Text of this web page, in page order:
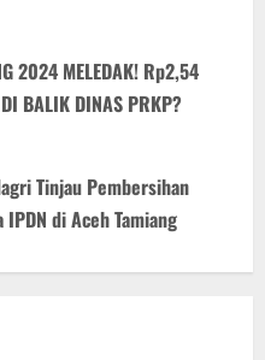
2024 MELEDAK! Rp2,54
BALIK DINAS PRKP?
Tinjau Pembersihan
di Aceh Tamiang